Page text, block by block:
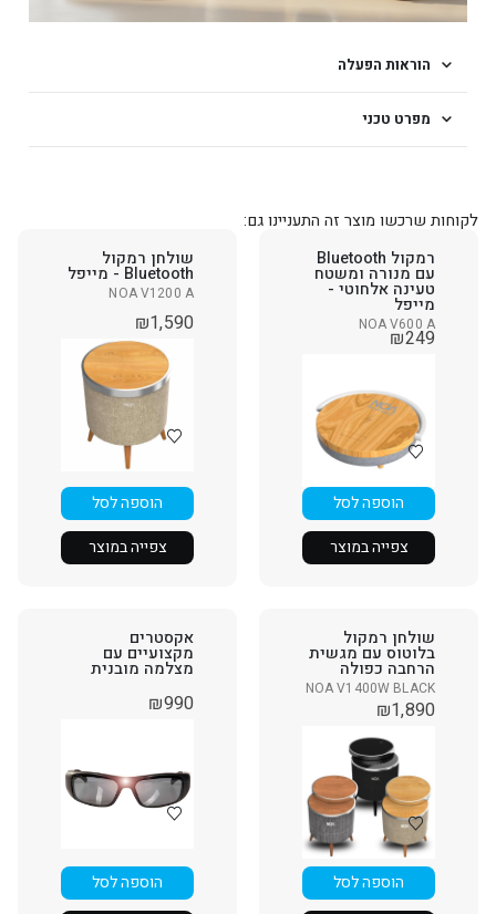
הוראות הפעלה
מפרט טכני
לקוחות שרכשו מוצר זה התעניינו גם:
רמקול Bluetooth
עם מנורה ומשטח
טעינה אלחוטי -
מייפל
NOA V600 A
₪249
הוספה לסל
צפייה במוצר
שולחן רמקול
Bluetooth - מייפל
NOA V1200 A
₪1,590
הוספה לסל
צפייה במוצר
שולחן רמקול
בלוטוס עם מגשית
הרחבה כפולה
NOA V1400W BLACK
₪1,890
הוספה לסל
אקסטרים
מקצועיים עם
מצלמה מובנית
₪990
הוספה לסל